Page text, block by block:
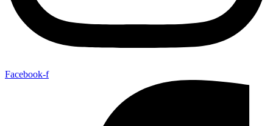
Facebook-f